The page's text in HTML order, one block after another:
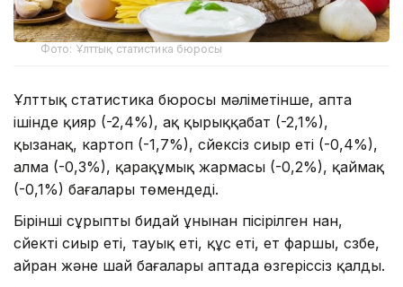
Фото: Ұлттық статистика бюросы
Ұлттық статистика бюросы мәліметінше, апта
ішінде қияр (-2,4%), ақ қырыққабат (-2,1%),
қызанақ, картоп (-1,7%), сүйексіз сиыр еті (-0,4%),
алма (-0,3%), қарақұмық жармасы (-0,2%), қаймақ
(-0,1%) бағалары төмендеді.
Бірінші сұрыпты бидай ұнынан пісірілген нан,
сүйекті сиыр еті, тауық еті, құс еті, ет фаршы, сүзбе,
айран және шай бағалары аптада өзгеріссіз қалды.